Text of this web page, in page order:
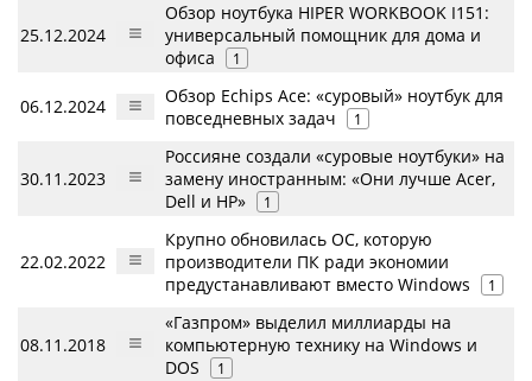
25.12.2024
Обзор ноутбука HIPER WORKBOOK I151:
универсальный помощник для дома и
офиса
1
06.12.2024
Обзор Echips Ace: «суровый» ноутбук для
повседневных задач
1
30.11.2023
Россияне создали «суровые ноутбуки» на
замену иностранным: «Они лучше Acer,
Dell и HP»
1
22.02.2022
Крупно обновилась ОС, которую
производители ПК ради экономии
предустанавливают вместо Windows
1
08.11.2018
«Газпром» выделил миллиарды на
компьютерную технику на Windows и
DOS
1